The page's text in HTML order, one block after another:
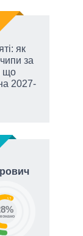
як
за
що
2027-
57